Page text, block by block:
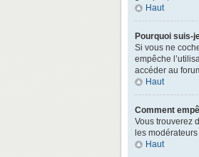
Haut
Pourquoi suis-
Si vous ne
empêche
accéder au
Haut
Comment
Vous trouverez
les
Haut